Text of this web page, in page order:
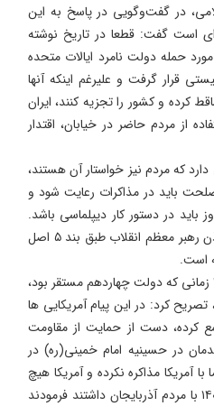
در گفت‌وگویی در پاسخ به این
است گفت: قطعا در تاریخ نوشته
حمله دولت نامرد ایالات متحده
قرار گرفت و علیرغم اینکه آنها
را ساقط کرده و کشور را تجزیه کنند، ایران
از مردم حاضر در خیابان، اقتدار
دارد که مردم نیز خواستار آن هستند،
باید در مذاکرات رعایت شود و
باید در دستور کار دیپلماسی باشد.
منطق ما این است که زبان دیپلماسی باید ذیل فرمایشات و اذن رهبر معظم انقلاب طبق بند ۵ اصل
نایب رئیس مجلس شورای اسلامی با بیان اینکه ۱۷ بهمن ۱۴۰۳ زمانی که دولت چهاردهم مستقر بود،
تصریح کرد: در این پیام آمریکایی ها
کرده، دست از حمایت از مقاومت
در حسینیه امام خمینی(ره) در
آمریکا مذاکره نکرده و آمریکا هیچ
غلطی نمی‌تواند بکند و در جریان دیدار دیگری که در سال ۱۴۰۴ با مردم آذربایجان داشتند فرمودند